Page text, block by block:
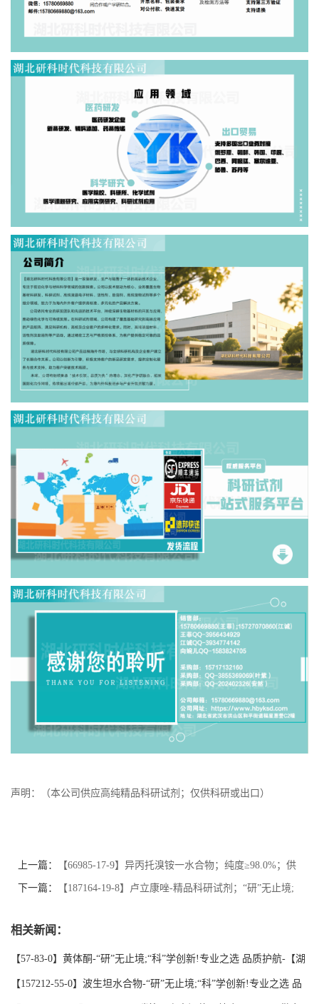
声明：（本公司供应高纯精品科研试剂；仅供科研或出口）
上一篇： 【66985-17-9】异丙托溴铵一水合物；纯度≥98.0%；供
应商品牌:【湖北研科时代科技】-“研”无止境;“科”学创新！支持
下一篇： 【187164-19-8】卢立康唑-精品科研试剂；“研”无止境;
证；支持定制；检测图谱；MSDS等技术支持！
相关新闻：
【57-83-0】黄体酮-“研”无止境;“科”学创新!专业之选 品质护航-【湖
北研科时代】支持三方验证；支持定制；检测图谱；MSDS等技术支
【157212-55-0】波生坦水合物-“研”无止境;“科”学创新!专业之选 品